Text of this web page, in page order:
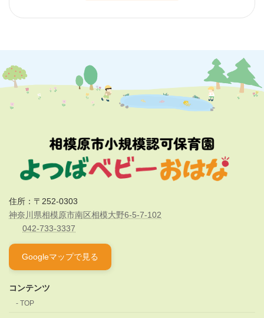
住所：〒252-0303
神奈川県相模原市南区相模大野6-5-7-102
042-733-3337
Googleマップで見る
コンテンツ
TOP